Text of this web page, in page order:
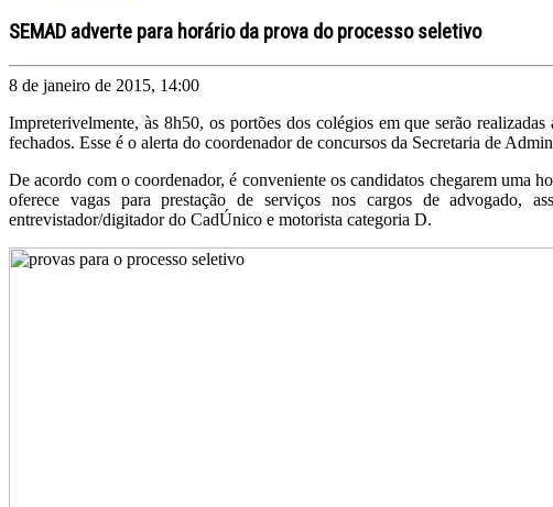
SEMAD adverte para horário da prova do processo seletivo
8 de janeiro de 2015, 14:00
Impreterivelmente, às 8h50, os portões dos colégios em que serão
fechados. Esse é o alerta do coordenador de concursos da Secretaria de
De acordo com o coordenador, é conveniente os candidatos chegarem uma
oferece vagas para prestação de serviços nos cargos de advogado,
entrevistador/digitador do CadÚnico e motorista categoria D.